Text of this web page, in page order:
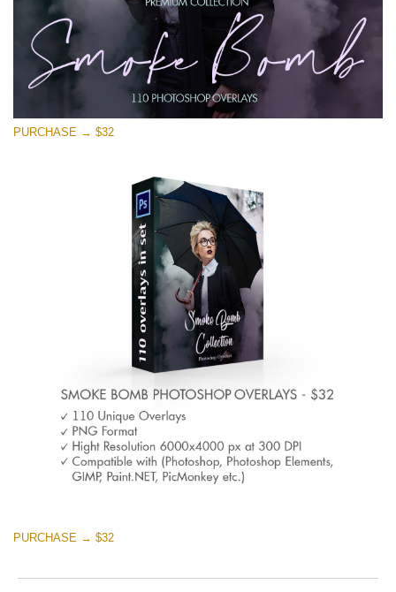
PURCHASE → $32
PURCHASE → $32